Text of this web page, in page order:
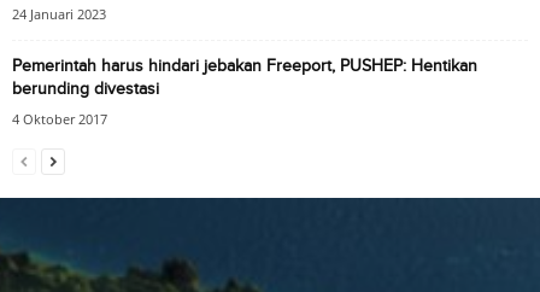
24 Januari 2023
Pemerintah harus hindari jebakan Freeport, PUSHEP: Hentikan
berunding divestasi
4 Oktober 2017